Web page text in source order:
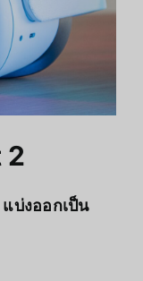
2
บ่งออกเป็น